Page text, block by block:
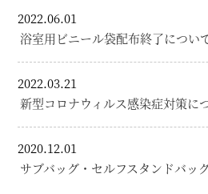
2022.06.01
浴室用ビニール袋配布終了につい
2022.03.21
新型コロナウィルス感染症対策に
2020.12.01
サブバッグ・セルフスタンドバッ